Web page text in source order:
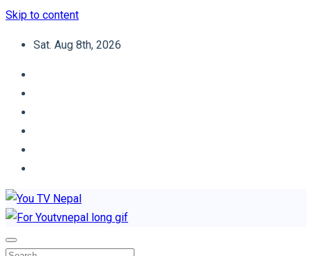
Skip to content
Sat. Aug 8th, 2026